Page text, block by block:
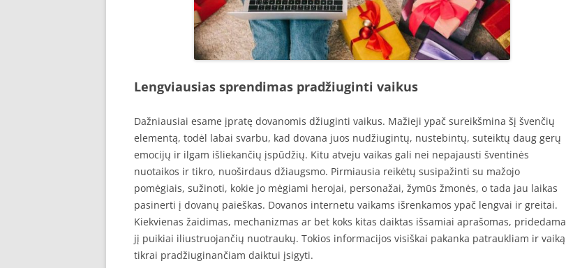
Lengviausias sprendimas pradžiuginti vaikus
Dažniausiai esame įpratę dovanomis džiuginti vaikus. Mažieji ypač sureikšmina šį švenčių
elementą, todėl labai svarbu, kad dovana juos nudžiugintų, nustebintų, suteiktų daug gerų
emocijų ir ilgam išliekančių įspūdžių. Kitu atveju vaikas gali nei nepajausti šventinės
nuotaikos ir tikro, nuoširdaus džiaugsmo. Pirmiausia reikėtų susipažinti su mažojo
pomėgiais, sužinoti, kokie jo mėgiami herojai, personažai, žymūs žmonės, o tada jau laikas
pasinerti į dovanų paieškas. Dovanos internetu vaikams išrenkamos ypač lengvai ir greitai.
Kiekvienas žaidimas, mechanizmas ar bet koks kitas daiktas išsamiai aprašomas, pridedama
jį puikiai iliustruojančių nuotraukų. Tokios informacijos visiškai pakanka patraukliam ir vaiką
tikrai pradžiuginančiam daiktui įsigyti.